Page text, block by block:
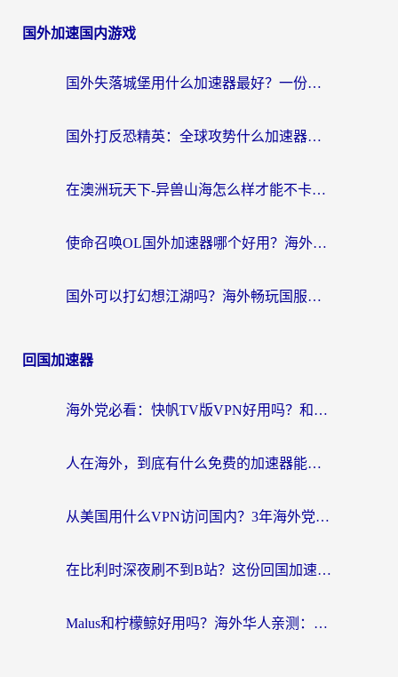
国外加速国内游戏
国外失落城堡用什么加速器最好？一份来自老玩家的真实指南
国外打反恐精英：全球攻势什么加速器好用？2026海外玩家国服游戏加速终极指南
在澳洲玩天下-异兽山海怎么样才能不卡？一份给南半球玩家的自救指南
使命召唤OL国外加速器哪个好用？海外玩家亲测的国服游戏加速终极指南
国外可以打幻想江湖吗？海外畅玩国服游戏的终极指南
回国加速器
海外党必看：快帆TV版VPN好用吗？和Easyback VPN对比哪个回国效果更好？附2026真实测评
人在海外，到底有什么免费的加速器能让我安心追剧打游戏？
从美国用什么VPN访问国内？3年海外党亲测：选对工具才能无缝刷B站、看腾讯视频
在比利时深夜刷不到B站？这份回国加速器避坑指南请收好
Malus和柠檬鲸好用吗？海外华人亲测：回国加速器怎么选才不踩坑？